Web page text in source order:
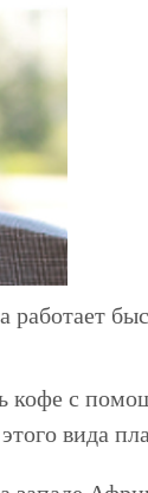
работает
кофе с
вида